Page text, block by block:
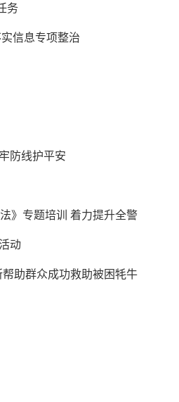
务
信息专项整治
防线护平安
》专题培训 着力提升全警
动
助群众成功救助被困牦牛